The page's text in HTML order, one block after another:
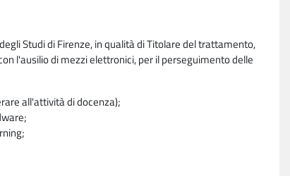
Studi di Firenze, in qualità di Titolare del trattamento,
l'ausilio di mezzi elettronici, per il perseguimento delle
all'attività di docenza);